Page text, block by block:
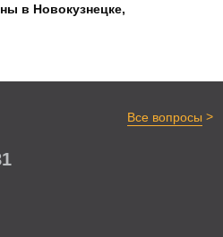
в Новокузнецке,
Все вопросы >